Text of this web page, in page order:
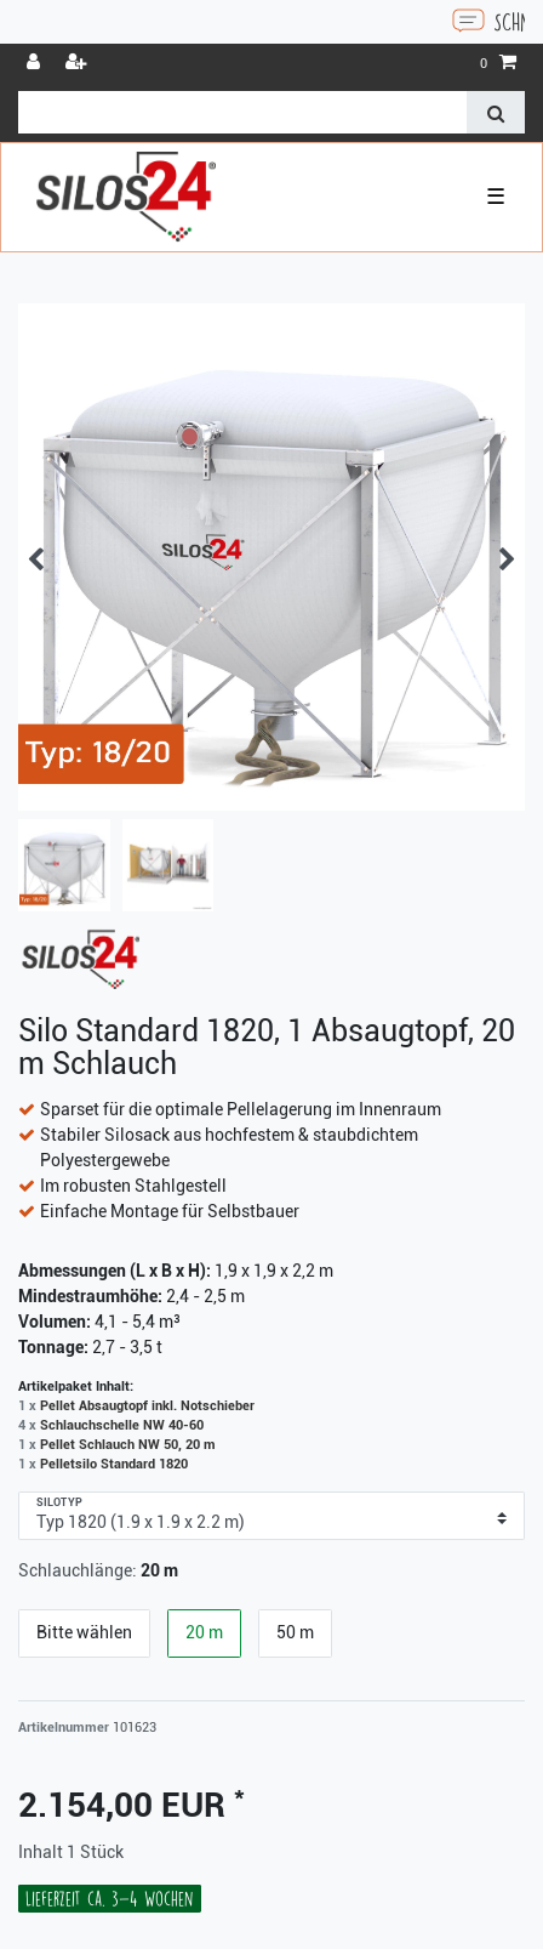
SCHNELLE ANTWORTEN
0
☰
Silo Standard 1820, 1 Absaugtopf, 20
m Schlauch
Sparset für die optimale Pellelagerung im Innenraum
Stabiler Silosack aus hochfestem & staubdichtem
Polyestergewebe
Im robusten Stahlgestell
Einfache Montage für Selbstbauer
Abmessungen (L x B x H): 1,9 x 1,9 x 2,2 m
Mindestraumhöhe: 2,4 - 2,5 m
Volumen: 4,1 - 5,4 m³
Tonnage: 2,7 - 3,5 t
Artikelpaket Inhalt:
1 x Pellet Absaugtopf inkl. Notschieber
4 x Schlauchschelle NW 40-60
1 x Pellet Schlauch NW 50, 20 m
1 x Pelletsilo Standard 1820
SILOTYP
Schlauchlänge: 20 m
Bitte wählen 20 m 50 m
Artikelnummer 101623
2.154,00 EUR *
Inhalt 1 Stück
Lieferzeit ca. 3-4 Wochen